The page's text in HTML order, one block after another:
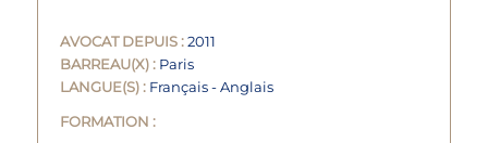
AVOCAT DEPUIS :2011
BARREAU(X) :Paris
LANGUE(S) :Français - Anglais
FORMATION :